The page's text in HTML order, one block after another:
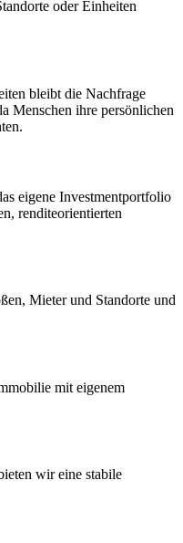
oder Einheiten
bleibt die Nachfrage
Menschen ihre persönlichen
eigene Investmentportfolio
renditeorientierten
Mieter und Standorte und
mit eigenem
wir eine stabile